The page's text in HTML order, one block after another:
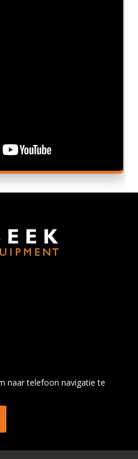
naar telefoon navigatie te